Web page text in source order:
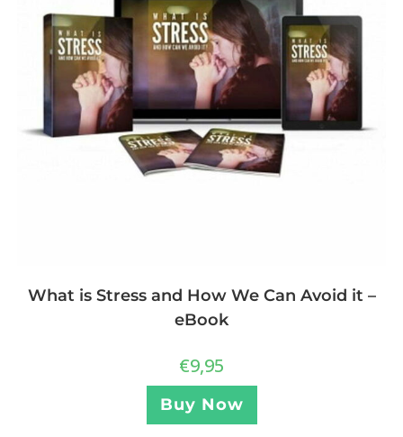
What is Stress and How We Can Avoid it –
eBook
€9,95
Buy Now